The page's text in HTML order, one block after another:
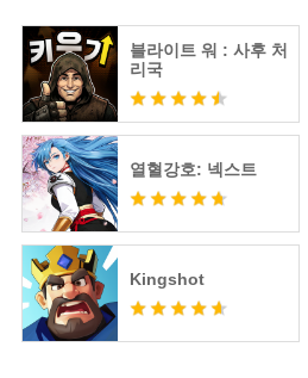
블라이트 워 : 사후 처
리국
열혈강호: 넥스트
Kingshot